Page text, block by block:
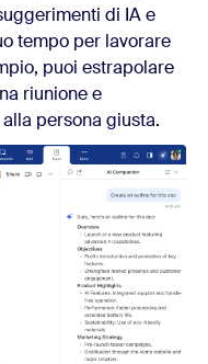
di IA e
tempo per lavorare
puoi estrapolare
riunione e
persona giusta.